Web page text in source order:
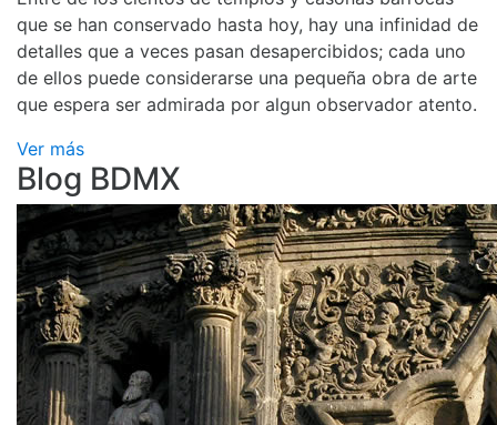
que se han conservado hasta hoy, hay una infinidad de
detalles que a veces pasan desapercibidos; cada uno
de ellos puede considerarse una pequeña obra de arte
que espera ser admirada por algun observador atento.
Ver más
Blog BDMX